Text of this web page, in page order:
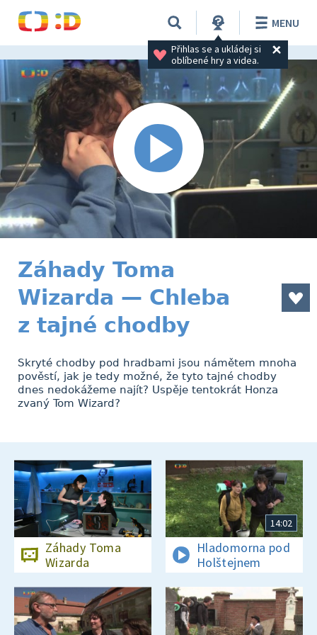
Přihlas se a ukládej si
oblíbené hry a videa.
MENU
Záhady Toma
Wizarda — Chleba
z tajné chodby
Skryté chodby pod hradbami jsou námětem mnoha
pověstí, jak je tedy možné, že tyto tajné chodby
dnes nedokážeme najít? Uspěje tentokrát Honza
zvaný Tom Wizard?
Záhady Toma
Wizarda
14:02
Hladomorna pod
Holštejnem